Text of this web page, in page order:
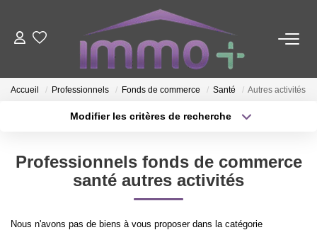
ACHETER
LOUER
FAIRE GÉRER
ESTIMER
Accueil Professionnels Fonds de commerce Santé Autres activités
Modifier les critères de recherche
Type de bien
Surface min
Professionnels fonds de commerce
santé autres activités
Nous n'avons pas de biens à vous proposer dans la catégorie